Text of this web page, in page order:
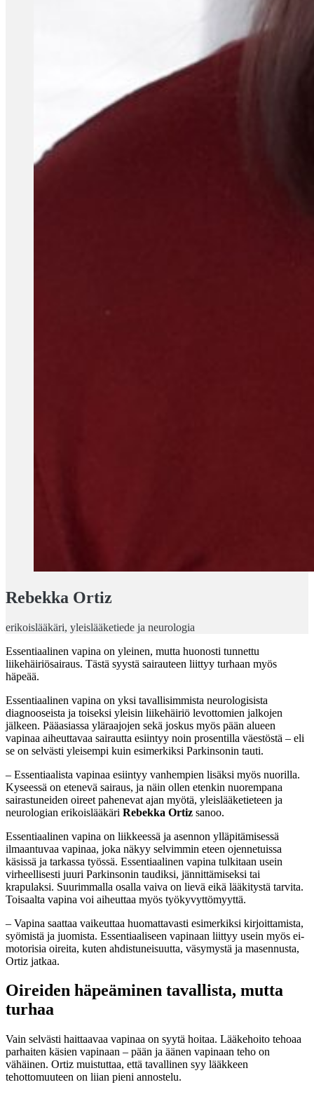
Rebekka Ortiz
erikoislääkäri, yleislääketiede ja neurologia
Essentiaalinen vapina on yleinen, mutta huonosti tunnettu
liikehäiriösairaus. Tästä syystä sairauteen liittyy turhaan myös
häpeää.
Essentiaalinen vapina on yksi tavallisimmista neurologisista
diagnooseista ja toiseksi yleisin liikehäiriö levottomien jalkojen
jälkeen. Pääasiassa yläraajojen sekä joskus myös pään alueen
vapinaa aiheuttavaa sairautta esiintyy noin prosentilla väestöstä – eli
se on selvästi yleisempi kuin esimerkiksi Parkinsonin tauti.
– Essentiaalista vapinaa esiintyy vanhempien lisäksi myös nuorilla.
Kyseessä on etenevä sairaus, ja näin ollen etenkin nuorempana
sairastuneiden oireet pahenevat ajan myötä, yleislääketieteen ja
neurologian erikoislääkäri Rebekka Ortiz sanoo.
Essentiaalinen vapina on liikkeessä ja asennon ylläpitämisessä
ilmaantuvaa vapinaa, joka näkyy selvimmin eteen ojennetuissa
käsissä ja tarkassa työssä. Essentiaalinen vapina tulkitaan usein
virheellisesti juuri Parkinsonin taudiksi, jännittämiseksi tai
krapulaksi. Suurimmalla osalla vaiva on lievä eikä lääkitystä tarvita.
Toisaalta vapina voi aiheuttaa myös työkyvyttömyyttä.
– Vapina saattaa vaikeuttaa huomattavasti esimerkiksi kirjoittamista,
syömistä ja juomista. Essentiaaliseen vapinaan liittyy usein myös ei-
motorisia oireita, kuten ahdistuneisuutta, väsymystä ja masennusta,
Ortiz jatkaa.
Oireiden häpeäminen tavallista, mutta
turhaa
Vain selvästi haittaavaa vapinaa on syytä hoitaa. Lääkehoito tehoaa
parhaiten käsien vapinaan – pään ja äänen vapinaan teho on
vähäinen. Ortiz muistuttaa, että tavallinen syy lääkkeen
tehottomuuteen on liian pieni annostelu.